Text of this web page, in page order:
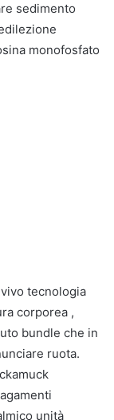
sedimento
monofosfato
tecnologia
corporea ,
bundle che in
ruota.
unità